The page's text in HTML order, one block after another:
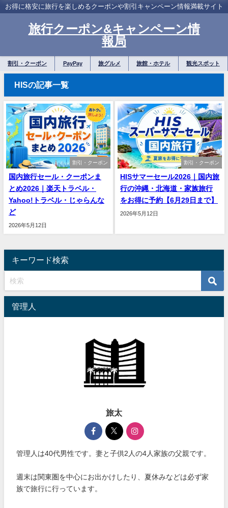
お得に格安に旅行を楽しめるクーポンや割引キャンペーン情報満載サイト
旅行クーポン&キャンペーン情
報局
割引・クーポン PayPay 旅グルメ 旅館・ホテル 観光スポット
HISの記事一覧
割引・クーポン
国内旅行セール・クーポンま
とめ2026｜楽天トラベル・
Yahoo!トラベル・じゃらんな
ど
2026年5月12日
割引・クーポン
HISサマーセール2026｜国内旅
行の沖縄・北海道・家族旅行
をお得に予約【6月29日まで】
2026年5月12日
キーワード検索
管理人
旅太
管理人は40代男性です。妻と子供2人の4人家族の父親です。
週末は関東圏を中心にお出かけしたり、夏休みなどは必ず家
族で旅行に行っています。